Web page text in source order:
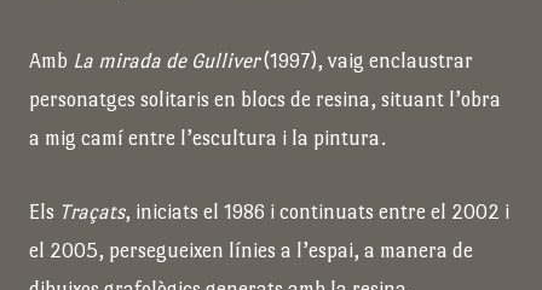
Amb La mirada de Gulliver(1997), vaig enclaustrar
personatges solitaris en blocs de resina, situant l’obra
a mig camí entre l’escultura i la pintura.
Els Traçats, iniciats el 1986 i continuats entre el 2002 i
el 2005, persegueixen línies a l’espai, a manera de